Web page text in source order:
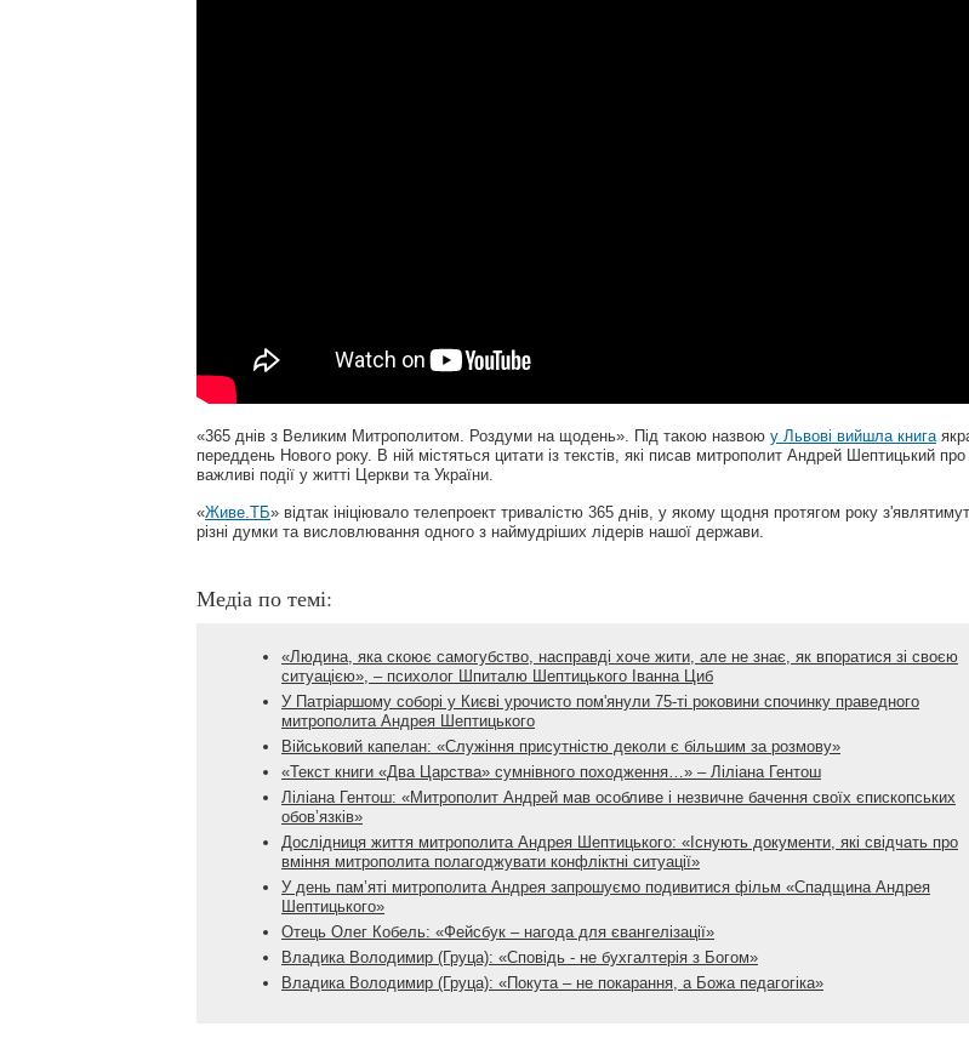
«365 днів з Великим Митрополитом. Роздуми на щодень». Під такою назвою у Львові вийшла книга
переддень Нового року. В ній містяться цитати із текстів, які писав митрополит Андрей Шептицький про
важливі події у житті Церкви та України.
«Живе.ТБ» відтак ініціювало телепроект тривалістю 365 днів, у якому щодня протягом року
різні думки та висловлювання одного з наймудріших лідерів нашої держави.
Медіа по темі:
«Людина, яка скоює самогубство, насправді хоче жити, але не знає, як впоратися зі своєю
ситуацією», – психолог Шпиталю Шептицького Іванна Циб
У Патріаршому соборі у Києві урочисто пом'янули 75-ті роковини спочинку праведного
митрополита Андрея Шептицького
Військовий капелан: «Служіння присутністю деколи є більшим за розмову»
«Текст книги «Два Царства» сумнівного походження…» – Ліліана Гентош
Ліліана Гентош: «Митрополит Андрей мав особливе і незвичне бачення своїх єпископських
обов’язків»
Дослідниця життя митрополита Андрея Шептицького: «Існують документи, які свідчать про
вміння митрополита полагоджувати конфліктні ситуації»
У день пам’яті митрополита Андрея запрошуємо подивитися фільм «Спадщина Андрея
Шептицького»
Отець Олег Кобель: «Фейсбук – нагода для євангелізації»
Владика Володимир (Груца): «Сповідь - не бухгалтерія з Богом»
Владика Володимир (Груца): «Покута – не покарання, а Божа педагогіка»